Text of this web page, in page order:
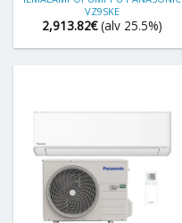
VZ9SKE
2,913.82€ (alv 25.5%)